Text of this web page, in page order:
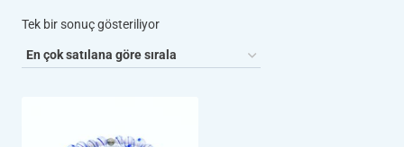
Tek bir sonuç gösteriliyor